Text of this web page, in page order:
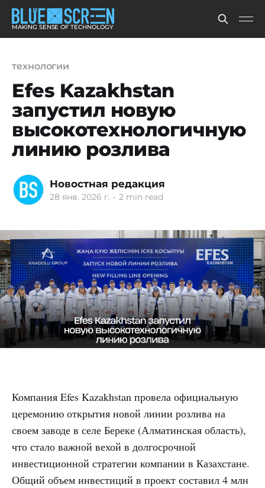
MAKING SENSE OF TECHNOLOGY
технологии
Efes Kazakhstan
запустил новую
высокотехнологичную
линию розлива
Новостная редакция
28 янв. 2026 г. • 2 min read
Компания Efes Kazakhstan провела официальную
церемонию открытия новой линии розлива на
своем заводе в селе Береке (Алматинская область),
что стало важной вехой в долгосрочной
инвестиционной стратегии компании в Казахстане.
Общий объем инвестиций в проект составил 4 млн